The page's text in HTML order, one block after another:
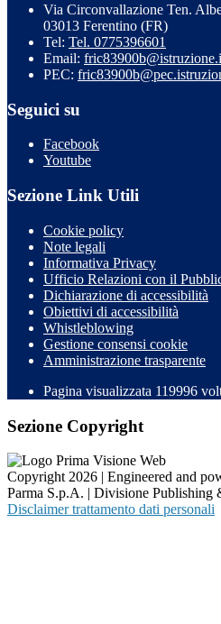
Via Circonvallazione Ten.
03013 Ferentino (FR)
Tel: Tel. 0775396601
Email:
PEC:
Seguici su
Facebook
Youtube
Sezione Link Utili
Cookie policy
Note legali
Informativa Privacy
Ufficio Relazioni con il
Dichiarazione di accessibilità
Obiettivi di accessibilità
Whistleblowing
Gestione consensi cookie
Amministrazione trasparente
Pagina visualizzata 119996
Sezione Copyright
Copyright 2026 | Engineered and
Parma S.p.A. | Divisione Publishing
Disclaimer trattamento dati personali